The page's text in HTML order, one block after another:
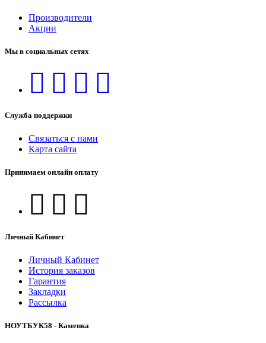
Производители
Акции
Мы в социальных сетях
Служба поддержки
Связаться с нами
Карта сайта
Принимаем онлайн оплату
Личный Кабинет
Личный Кабинет
История заказов
Гарантия
Закладки
Рассылка
НОУТБУК58 - Каменка